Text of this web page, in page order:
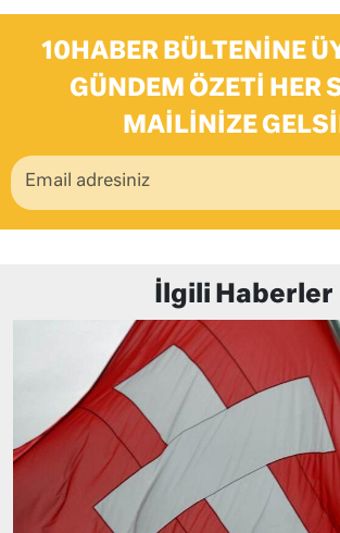
10HABER BÜLTENINE
GÜNDEM ÖZETI HER
MAILINIZE
İlgili Haberler